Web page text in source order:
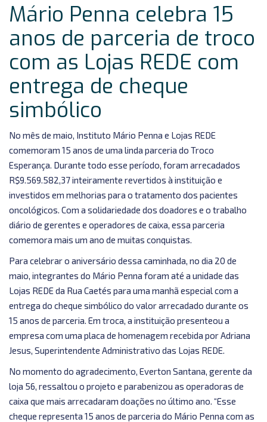
Mário Penna celebra 15
anos de parceria de troco
com as Lojas REDE com
entrega de cheque
simbólico
No mês de maio, Instituto Mário Penna e Lojas REDE
comemoram 15 anos de uma linda parceria do Troco
Esperança. Durante todo esse período, foram arrecadados
R$9.569.582,37 inteiramente revertidos à instituição e
investidos em melhorias para o tratamento dos pacientes
oncológicos. Com a solidariedade dos doadores e o trabalho
diário de gerentes e operadores de caixa, essa parceria
comemora mais um ano de muitas conquistas.
Para celebrar o aniversário dessa caminhada, no dia 20 de
maio, integrantes do Mário Penna foram até a unidade das
Lojas REDE da Rua Caetés para uma manhã especial com a
entrega do cheque simbólico do valor arrecadado durante os
15 anos de parceria. Em troca, a instituição presenteou a
empresa com uma placa de homenagem recebida por Adriana
Jesus, Superintendente Administrativo das Lojas REDE.
No momento do agradecimento, Everton Santana, gerente da
loja 56, ressaltou o projeto e parabenizou as operadoras de
caixa que mais arrecadaram doações no último ano. “Esse
cheque representa 15 anos de parceria do Mário Penna com as